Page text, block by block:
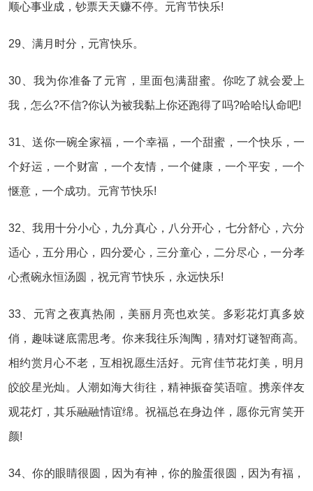
顺心事业成，钞票天天赚不停。元宵节快乐!
29、满月时分，元宵快乐。
30、我为你准备了元宵，里面包满甜蜜。你吃了就会爱上
我，怎么?不信?你认为被我黏上你还跑得了吗?哈哈!认命吧!
31、送你一碗全家福，一个幸福，一个甜蜜，一个快乐，一
个好运，一个财富，一个友情，一个健康，一个平安，一个
惬意，一个成功。元宵节快乐!
32、我用十分小心，九分真心，八分开心，七分舒心，六分
适心，五分用心，四分爱心，三分童心，二分尽心，一分孝
心煮碗永恒汤圆，祝元宵节快乐，永远快乐!
33、元宵之夜真热闹，美丽月亮也欢笑。多彩花灯真多姣
俏，趣味谜底需思考。你来我往乐淘陶，猜对灯谜智商高。
相约赏月心不老，互相祝愿生活好。元宵佳节花灯美，明月
皎皎星光灿。人潮如海大街往，精神振奋笑语喧。携亲伴友
观花灯，其乐融融情谊绵。祝福总在身边伴，愿你元宵笑开
颜!
34、你的眼睛很圆，因为有神，你的脸蛋很圆，因为有福，